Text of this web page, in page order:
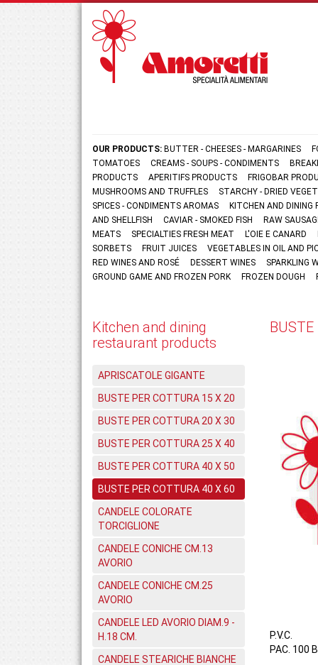
OUR PRODUCTS: BUTTER - CHEESES - MARGARINES
TOMATOES
CREAMS - SOUPS - CONDIMENTS
PRODUCTS
APERITIFS PRODUCTS
FRIGOBAR
MUSHROOMS AND TRUFFLES
STARCHY - DRIED
SPICES - CONDIMENTS AROMAS
KITCHEN AND
AND SHELLFISH
CAVIAR - SMOKED FISH
RAW
MEATS
SPECIALTIES FRESH MEAT L'OIE E CANARD
SORBETS
FRUIT JUICES
VEGETABLES IN OIL AND
RED WINES AND ROSÉ
DESSERT WINES
SPARKLING
GROUND GAME AND FROZEN PORK
FROZEN DOUGH
Kitchen and dining
restaurant products
APRISCATOLE GIGANTE
BUSTE PER COTTURA 15 X 20
BUSTE PER COTTURA 20 X 30
BUSTE PER COTTURA 25 X 40
BUSTE PER COTTURA 40 X 50
BUSTE PER COTTURA 40 X 60
CANDELE COLORATE
TORCIGLIONE
CANDELE CONICHE CM.13
AVORIO
CANDELE CONICHE CM.25
AVORIO
CANDELE LED AVORIO DIAM.9 -
H.18 CM.
CANDELE STEARICHE BIANCHE
BUSTE
P.V.C.
PAC. 100